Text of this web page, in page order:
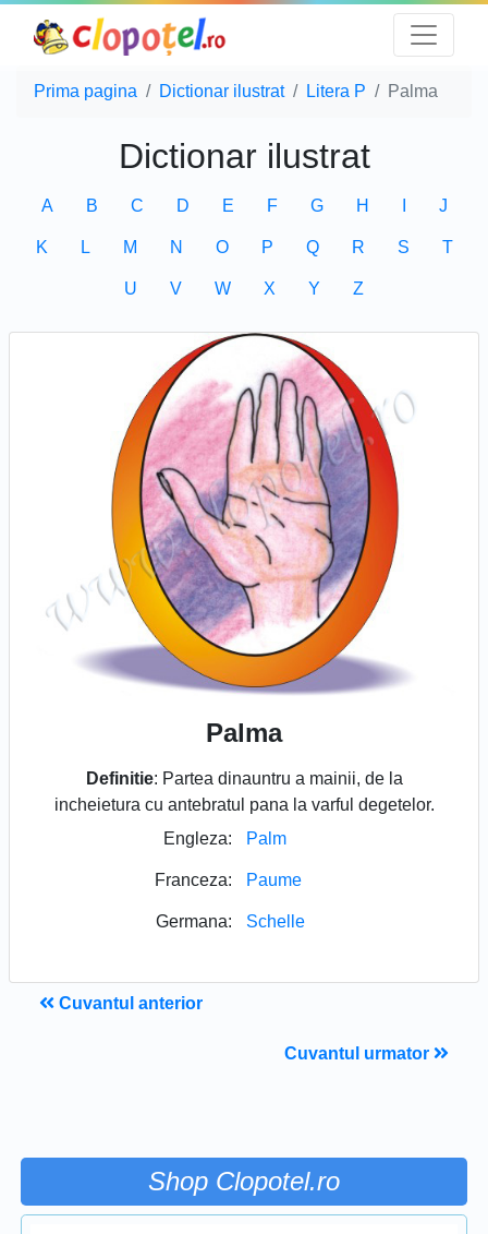
Prima pagina Dictionar ilustrat Litera P Palma
Dictionar ilustrat
A B C D E F G H J
K L M N O P Q R S T
U V W X Y Z
Palma
Definitie: Partea dinauntru a mainii, de la
incheietura cu antebratul pana la varful degetelor.
Engleza:
Palm
Franceza: Paume
Germana: Schelle
Cuvantul anterior
Cuvantul urmator
Shop Clopotel.ro